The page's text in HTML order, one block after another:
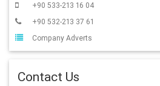
+90 533-213 16 04
+90 532-213 37 61
Company Adverts
Contact Us